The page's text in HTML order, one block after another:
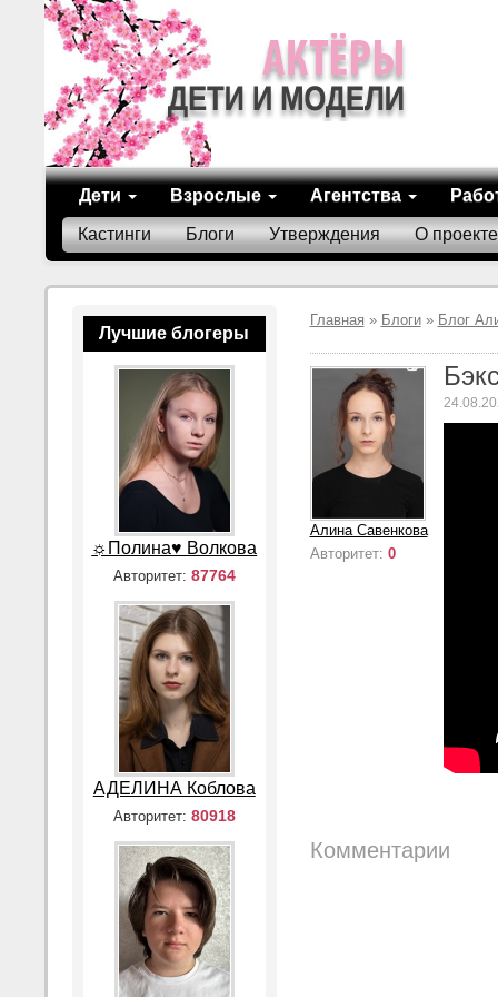
Дети Взрослые Агентства
Кастинги Блоги Утверждения О проекте
Главная » Блоги» Блог
Алина Савенкова
Авторитет: 0
Комментарии
Лучшие блогеры
☼Полина♥ Волкова
Авторитет: 87764
АДЕЛИНА Коблова
Авторитет: 80918